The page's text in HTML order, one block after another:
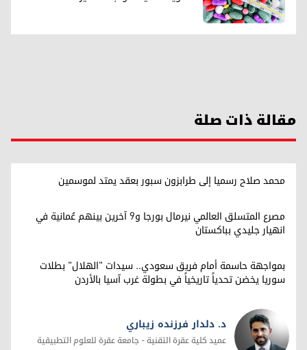
مقالة ذات صلة
محمد صلاح رسميا إلى طرابزون سبور بعقد يمتد لموسمين
مصرع المتسلق العالمي نيرمال بورجا و9 آخرين بينهم عُمانية في
انهيار جليدي بباكستان
بمواجهة حاسمة أمام فريق سعودي.. سيدات "الهلال" بطلات
سوريا يخضن تحدياً تاريخياً في بطولة غرب آسيا بالأردن
د. دلدار فرزنده زيباري
عميد كلية عقرة التقنية - جامعة عقرة للعلوم التطبيقية